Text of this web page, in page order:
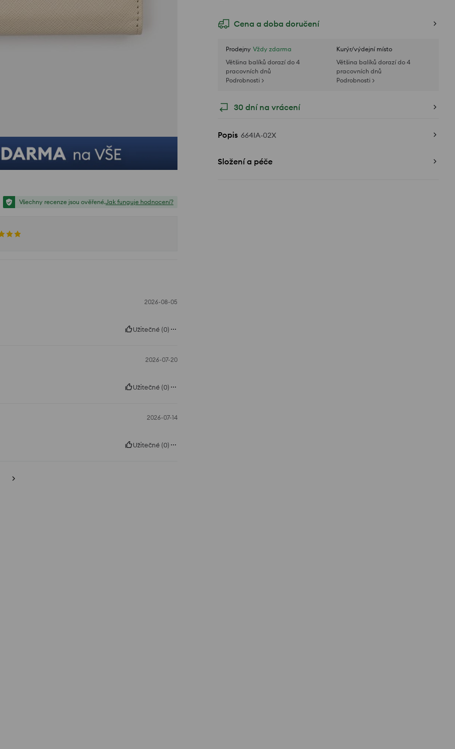
Cena a doba doručení
Prodejny Vždy zdarma
Většina balíků dorazí do 4
pracovních dnů
Podrobnosti >
Kurýr/výdejní místo
Většina balíků dorazí do 4
pracovních dnů
Podrobnosti >
30 dní na vrácení
Popis 664IA-02X
Složení a péče
Všechny recenze jsou ověřené.Jak funguje hodnocení?
2026-08-05
Užitečné (0)
2026-07-20
Užitečné (0)
2026-07-14
Užitečné (0)